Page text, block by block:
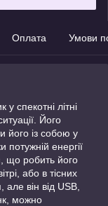
Оплата Умови
спекотні літні
Його
його із собою у
потужній енергії
що робить його
або в тісних
він від USB,
можно